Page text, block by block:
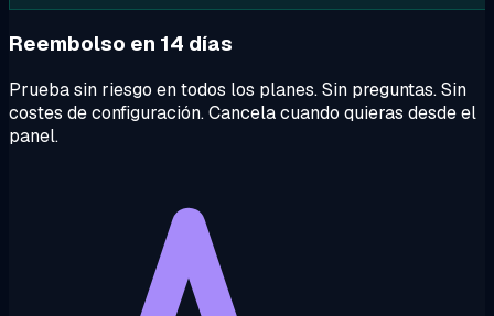
Reembolso en 14 días
Prueba sin riesgo en todos los planes. Sin preguntas. Sin
costes de configuración. Cancela cuando quieras desde el
panel.